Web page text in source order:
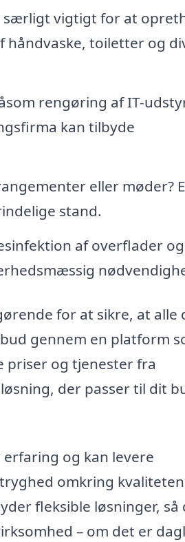
særligt vigtigt for at
toiletter og
rengøring af IT-
kan tilbyde
eller møder?
stand.
af overflader og
for at sikre, at alle
gennem en platform
priser og tjenester fra
der passer til dit
og kan levere
omkring
fleksible løsninger, så
– om det er